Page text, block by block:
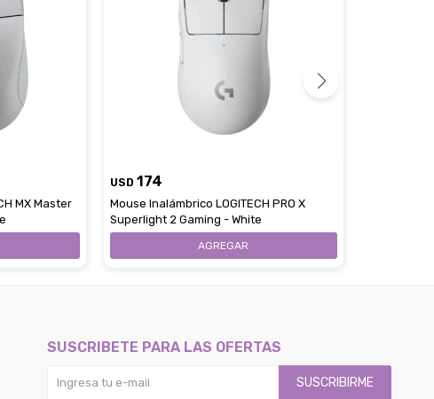
MX Master
USD 174
Mouse Inalámbrico LOGITECH PRO X
Superlight 2 Gaming - White
SUSCRIBETE PARA LAS OFERTAS
SUSCRIBIRME